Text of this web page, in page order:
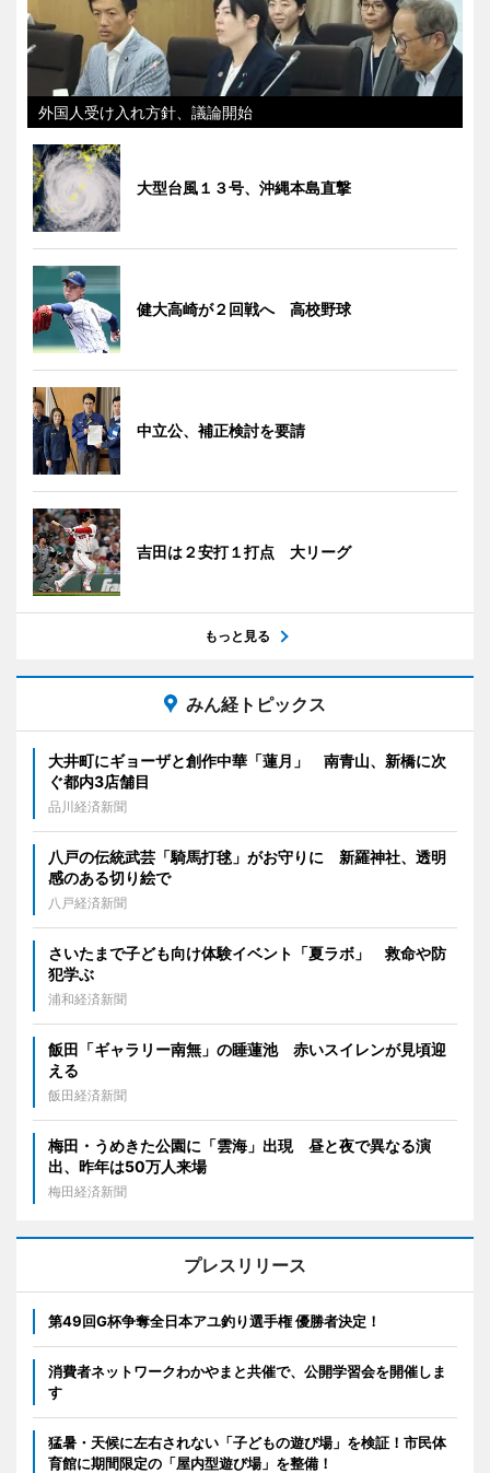
外国人受け入れ方針、議論開始
大型台風１３号、沖縄本島直撃
健大高崎が２回戦へ 高校野球
中立公、補正検討を要請
吉田は２安打１打点 大リーグ
もっと見る
みん経トピックス
大井町にギョーザと創作中華「蓮月」 南青山、新橋に次
ぐ都内3店舗目
品川経済新聞
八戸の伝統武芸「騎馬打毬」がお守りに 新羅神社、透明
感のある切り絵で
八戸経済新聞
さいたまで子ども向け体験イベント「夏ラボ」 救命や防
犯学ぶ
浦和経済新聞
飯田「ギャラリー南無」の睡蓮池 赤いスイレンが見頃迎
える
飯田経済新聞
梅田・うめきた公園に「雲海」出現 昼と夜で異なる演
出、昨年は50万人来場
梅田経済新聞
プレスリリース
第49回G杯争奪全日本アユ釣り選手権 優勝者決定！
消費者ネットワークわかやまと共催で、公開学習会を開催しま
す
猛暑・天候に左右されない「子どもの遊び場」を検証！市民体
育館に期間限定の「屋内型遊び場」を整備！